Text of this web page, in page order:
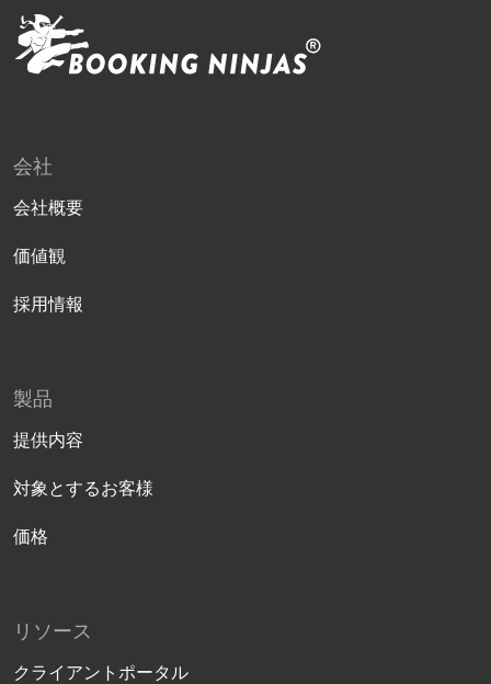
会社
会社概要
価値観
採用情報
製品
提供内容
対象とするお客様
価格
リソース
クライアントポータル